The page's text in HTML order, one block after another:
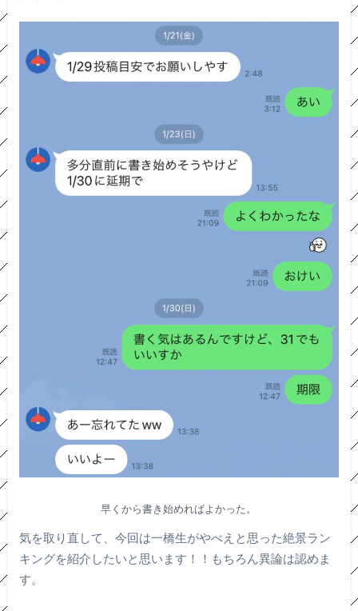
早くから書き始めればよかった。
気を取り直して、今回は一橋生がやべえと思った絶景ラン
キングを紹介したいと思います！！もちろん異論は認めま
す。